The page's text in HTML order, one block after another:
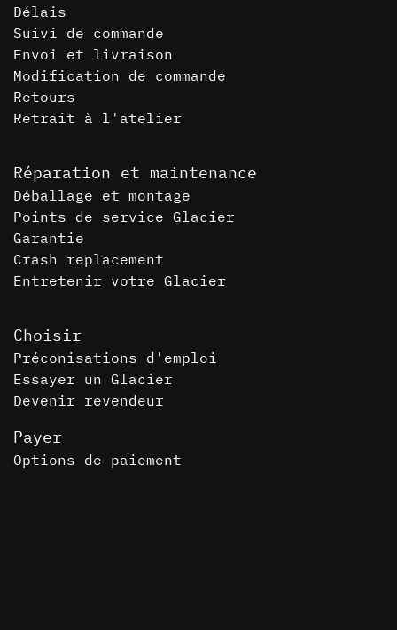
Délais
Suivi de commande
Envoi et livraison
Modification de commande
Retours
Retrait à l'atelier
Réparation et maintenance
Déballage et montage
Points de service Glacier
Garantie
Crash replacement
Entretenir votre Glacier
Choisir
Préconisations d'emploi
Essayer un Glacier
Devenir revendeur
Payer
Options de paiement